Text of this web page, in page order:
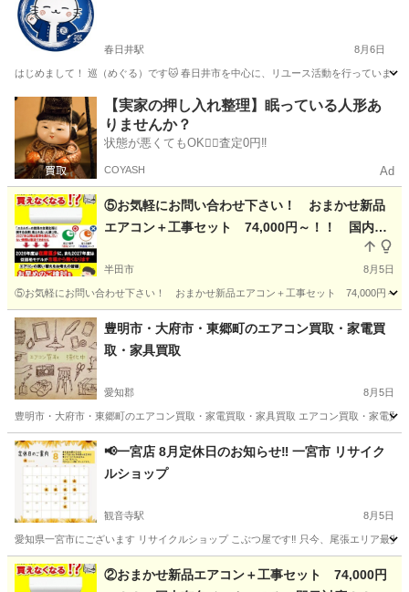
春日井駅 8月6日
はじめまして！ 巡（めぐる）です🐱 春日井市を中心に、リユース活動を行っていま
愛知 春日井市 春日井駅 リサイクルショップ 古着
【実家の押し入れ整理】眠っている人形あ
りませんか？
状態が悪くてもOK🙆‍♀️査定0円‼️
COYASH Ad
⑤お気軽にお問い合わせ下さい！ おまかせ新品
エアコン＋工事セット 74,000円～！！ 国内有
名メーカーのみ 即日対応！！ 安心の電気工事
士２種 取り付け年間数百台の実績！！
半田市 8月5日
⑤お気軽にお問い合わせ下さい！ おまかせ新品エアコン＋工事セット 74,000円～
愛知 半田市 リサイクルショップ 取り付け
豊明市・大府市・東郷町のエアコン買取・家電買
取・家具買取
愛知郡 8月5日
豊明市・大府市・東郷町のエアコン買取・家電買取・家具買取 エアコン買取・家
愛知 愛知郡 リサイクルショップ 買取
📢一宮店 8月定休日のお知らせ‼️ 一宮市 リサイク
ルショップ
観音寺駅 8月5日
愛知県一宮市にございます リサイクルショップ こぶつ屋です‼️ 只今、尾張エリア最安値
愛知 一宮市 観音寺駅 リサイクルショップ
②おまかせ新品エアコン＋工事セット 74,000円